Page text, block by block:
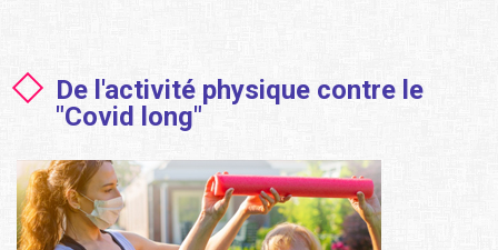
De l'activité physique contre le
"Covid long"